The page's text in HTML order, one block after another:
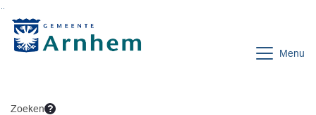
Menu
Zoeken